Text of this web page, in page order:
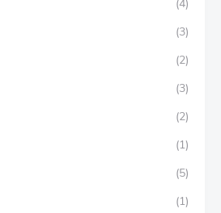
(4)
(3)
(2)
(3)
(2)
(1)
(5)
(1)